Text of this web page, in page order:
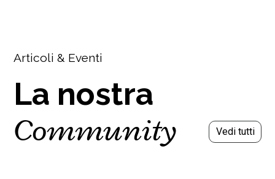
Articoli & Eventi
La nostra
Community Vedi tutti